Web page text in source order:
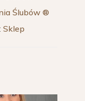
Ślubów ®
Sklep